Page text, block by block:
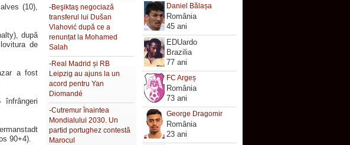
(10),
după
de
a fost
90+4).
-Beşiktaş negociază
transferul lui Dušan
Vlahović după ce a
renunțat la Mohamed
Salah
-Real Madrid și RB
Leipzig au ajuns la un
acord pentru Yan
Diomandé
-Cutremur înaintea
Mondialului 2030. Un
partid portughez contestă
Marocul
Daniel Bălașa
România
45 ani
EDUardo
Brazilia
77 ani
FC Argeș
România
73 ani
George Dragomir
România
23 ani